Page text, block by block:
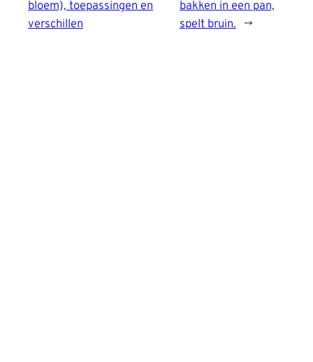
bloem), toepassingen en
verschillen
bakken in een pan,
spelt bruin. →